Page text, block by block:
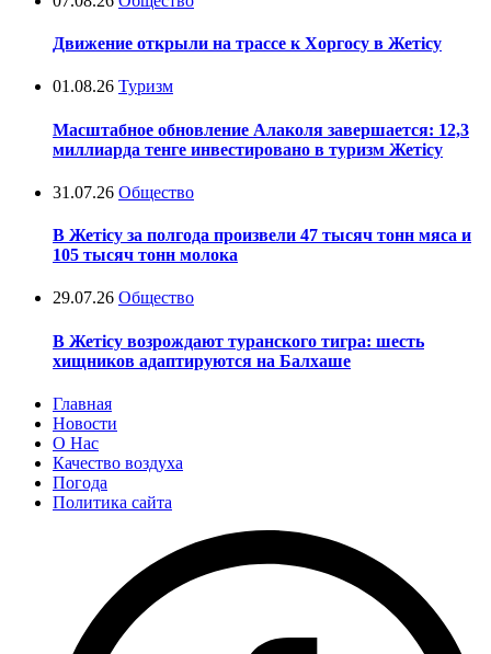
Движение открыли на трассе к Хоргосу в Жетісу
01.08.26 Туризм
Масштабное обновление Алаколя завершается: 12,3
миллиарда тенге инвестировано в туризм Жетісу
31.07.26 Общество
В Жетісу за полгода произвели 47 тысяч тонн мяса и
105 тысяч тонн молока
29.07.26 Общество
В Жетісу возрождают туранского тигра: шесть
хищников адаптируются на Балхаше
Главная
Новости
О Нас
Качество воздуха
Погода
Политика сайта